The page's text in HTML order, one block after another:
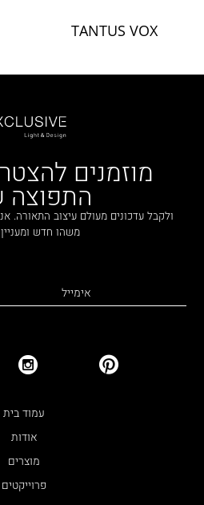
TANTUS VOX
מוזמנים
התפוצה
ולקבל עדכונים מעולם עיצוב התאורה.
משהו חדש
עמוד בית
אודות
מוצרים
פרוייקטים